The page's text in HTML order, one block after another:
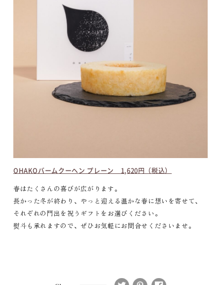
OHAKOバームクーヘン プレーン 1,620円（税込）
春はたくさんの喜びが広がります。
長かった冬が終わり、やっと迎える温かな春に想いを寄せて、
それぞれの門出を祝うギフトをお選びください。
熨斗も承れますので、ぜひお気軽にお問合せくださいませ。